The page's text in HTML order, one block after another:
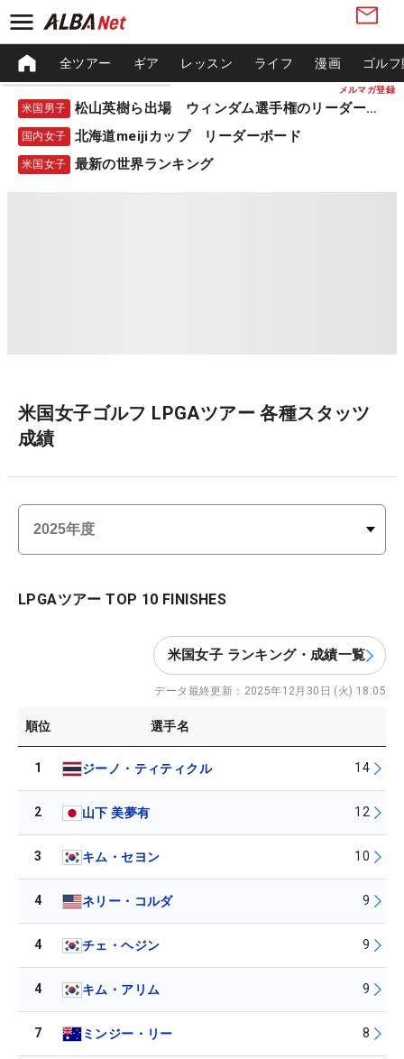
メルマガ登録
全ツアー ギア レッスン ライフ 漫画 ゴル
米国男子 松山英樹ら出場 ウィンダム選手権のリーダーボード
国内女子 北海道meijiカップ リーダーボード
米国女子 最新の世界ランキング
米国女子ゴルフ LPGAツアー 各種スタッツ
成績
LPGAツアー TOP 10 FINISHES
米国女子 ランキング・成績一覧
データ最終更新： 2025年12月30日 (火) 18:05
順位 選手名
1 ジーノ・ティティクル 14
2 山下 美夢有 12
3 キム・セヨン 10
4 ネリー・コルダ 9
4 チェ・ヘジン 9
4 キム・アリム 9
7 ミンジー・リー 8